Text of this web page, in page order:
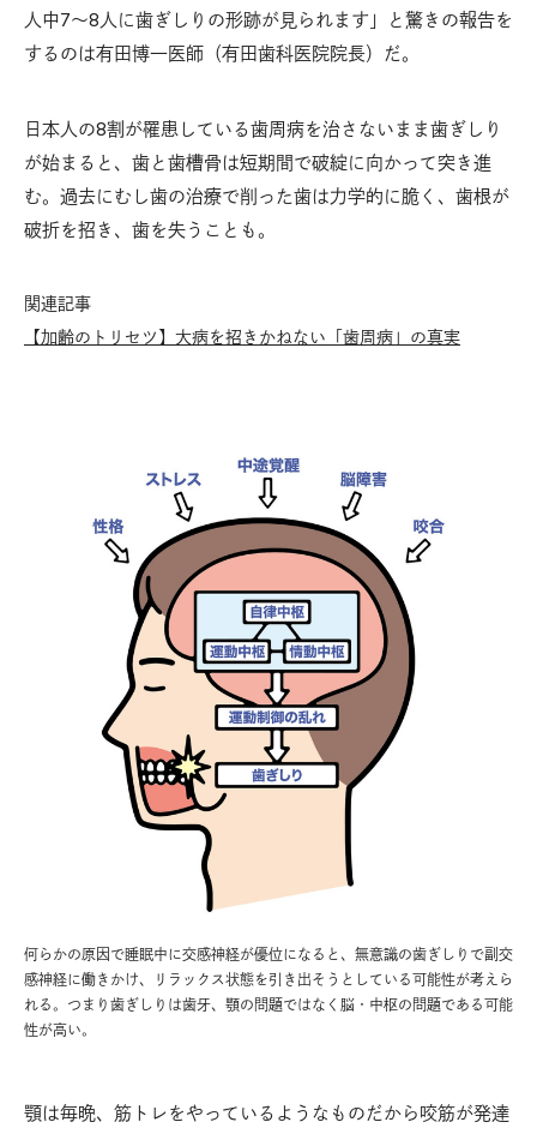
人中7～8人に歯ぎしりの形跡が見られます」と驚きの報告を
するのは有田博一医師（有田歯科医院院長）だ。
日本人の8割が罹患している歯周病を治さないまま歯ぎしり
が始まると、歯と歯槽骨は短期間で破綻に向かって突き進
む。過去にむし歯の治療で削った歯は力学的に脆く、歯根が
破折を招き、歯を失うことも。
関連記事
【加齢のトリセツ】大病を招きかねない「歯周病」の真実
何らかの原因で睡眠中に交感神経が優位になると、無意識の歯ぎしりで副交
感神経に働きかけ、リラックス状態を引き出そうとしている可能性が考えら
れる。つまり歯ぎしりは歯牙、顎の問題ではなく脳・中枢の問題である可能
性が高い。
顎は毎晩、筋トレをやっているようなものだから咬筋が発達